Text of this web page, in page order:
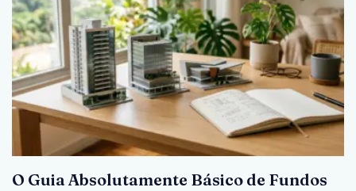
O Guia Absolutamente Básico de Fundos